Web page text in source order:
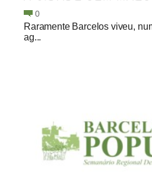
0
Raramente Barcelos viveu,
ag...